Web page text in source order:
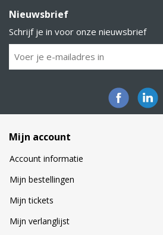
Nieuwsbrief
Schrijf je in voor onze nieuwsbrief
Mijn account
Account informatie
Mijn bestellingen
Mijn tickets
Mijn verlanglijst